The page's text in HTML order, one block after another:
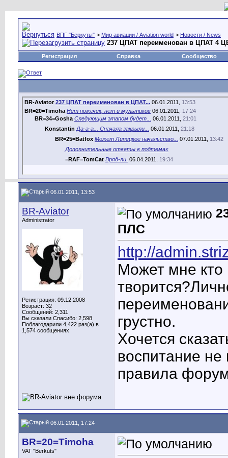
ВПГ "Беркуты" > Мир авиации / Aviation world > Новости / News
237 ЦПАТ переименован в ЦПАТ 4
Регистрация Справка Сообщество
BR-Aviator 237 ЦПАТ переименован в ЦПАТ... 06.01.2011, 13:53
BR=20=Timoha Нет ножечек, нет и мультиков 06.01.2011, 17:24
BR=34=Gosha Следующим этапом будет... 06.01.2011, 21:01
Konstantin Да-а-а... Сначала закрыли... 06.01.2011, 21:18
BR=25=Batfox Может Липецкое начальство... 07.01.2011, 13:42
Дополнительные ответы в подтемах
=RAF=TomCat Вряд-ли. 06.04.2011, 19:34
06.01.2011, 13:53
BR-Aviator
Administrator
Регистрация: 09.12.2008
Возраст: 32
Сообщений: 2,311
Вы сказали Спасибо: 2,598
Поблагодарили 4,422 раз(а) в
1,574 сообщениях
ПЛС
http://
Может мне кто
грустно.
Хочется
воспитание не
правила
06.01.2011, 17:24
BR=20=Timoha
VAT "Berkuts"